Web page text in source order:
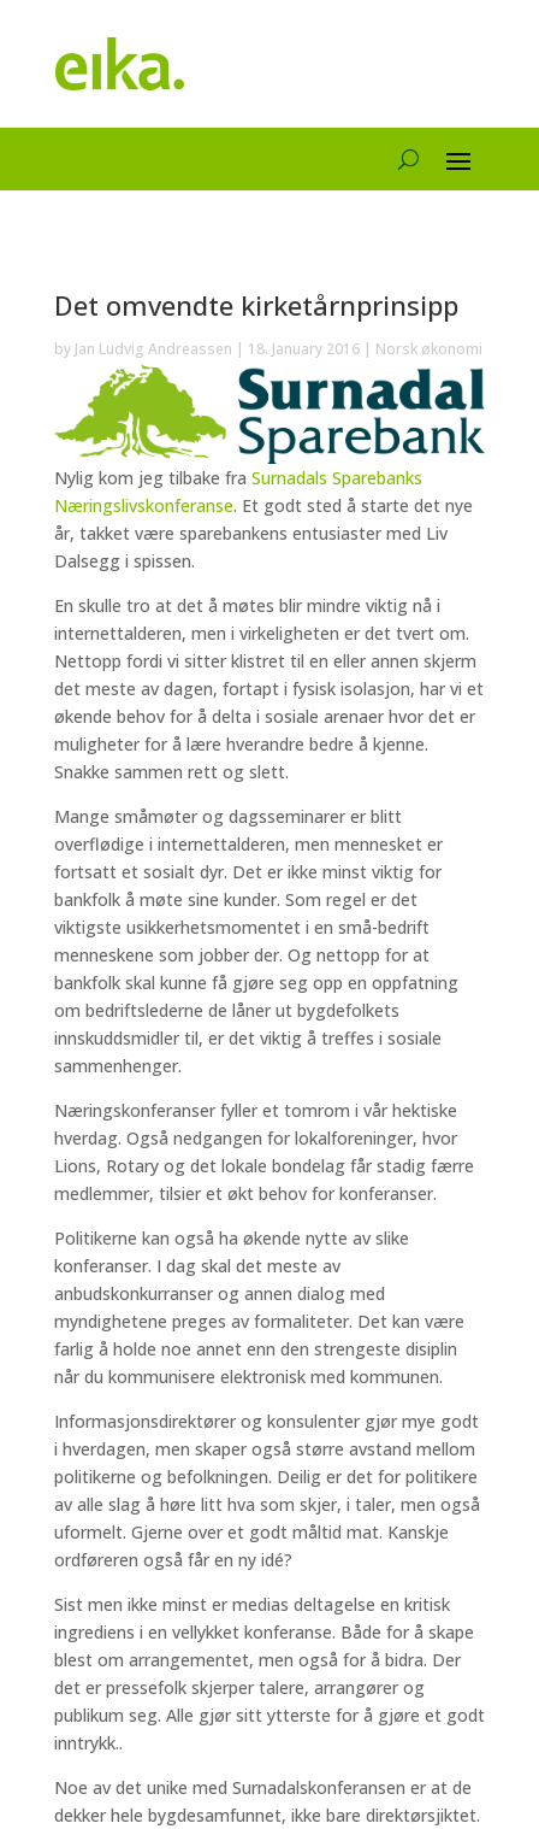
Det omvendte kirketårnprinsipp
by Jan Ludvig Andreassen | 18. January 2016| Norsk økonomi
Nylig kom jeg tilbake fra Surnadals Sparebanks
Næringslivskonferanse. Et godt sted å starte det nye
år, takket være sparebankens entusiaster med Liv
Dalsegg i spissen.
En skulle tro at det å møtes blir mindre viktig nå i
internettalderen, men i virkeligheten er det tvert om.
Nettopp fordi vi sitter klistret til en eller annen skjerm
det meste av dagen, fortapt i fysisk isolasjon, har vi et
økende behov for å delta i sosiale arenaer hvor det er
muligheter for å lære hverandre bedre å kjenne.
Snakke sammen rett og slett.
Mange småmøter og dagsseminarer er blitt
overflødige i internettalderen, men mennesket er
fortsatt et sosialt dyr. Det er ikke minst viktig for
bankfolk å møte sine kunder. Som regel er det
viktigste usikkerhetsmomentet i en små-bedrift
menneskene som jobber der. Og nettopp for at
bankfolk skal kunne få gjøre seg opp en oppfatning
om bedriftslederne de låner ut bygdefolkets
innskuddsmidler til, er det viktig å treffes i sosiale
sammenhenger.
Næringskonferanser fyller et tomrom i vår hektiske
hverdag. Også nedgangen for lokalforeninger, hvor
Lions, Rotary og det lokale bondelag får stadig færre
medlemmer, tilsier et økt behov for konferanser.
Politikerne kan også ha økende nytte av slike
konferanser. I dag skal det meste av
anbudskonkurranser og annen dialog med
myndighetene preges av formaliteter. Det kan være
farlig å holde noe annet enn den strengeste disiplin
når du kommunisere elektronisk med kommunen.
Informasjonsdirektører og konsulenter gjør mye godt
i hverdagen, men skaper også større avstand mellom
politikerne og befolkningen. Deilig er det for politikere
av alle slag å høre litt hva som skjer, i taler, men også
uformelt. Gjerne over et godt måltid mat. Kanskje
ordføreren også får en ny idé?
Sist men ikke minst er medias deltagelse en kritisk
ingrediens i en vellykket konferanse. Både for å skape
blest om arrangementet, men også for å bidra. Der
det er pressefolk skjerper talere, arrangører og
publikum seg. Alle gjør sitt ytterste for å gjøre et godt
inntrykk..
Noe av det unike med Surnadalskonferansen er at de
dekker hele bygdesamfunnet, ikke bare direktørsjiktet.